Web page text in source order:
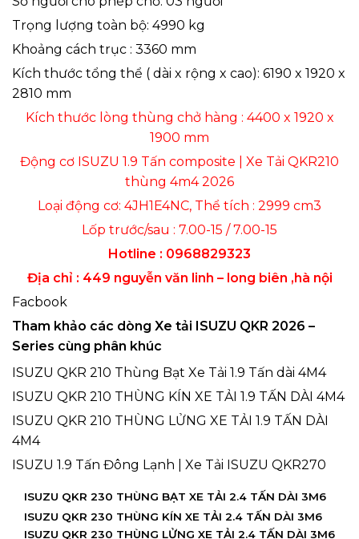
Trọng lượng toàn bộ: 4990 kg
Khoảng cách trục : 3360 mm
Kích thước tổng thể ( dài x rộng x cao): 6190 x 1920 x
2810 mm
Kích thước lòng thùng chở hàng : 4400 x 1920 x
1900 mm
Động cơ ISUZU 1.9 Tấn composite | Xe Tải QKR210
thùng 4m4 2026
Loại động cơ: 4JH1E4NC, Thể tích : 2999 cm3
Lốp trước/sau : 7.00-15 / 7.00-15
Hotline : 0968829323
Địa chỉ : 449 nguyễn văn linh – long biên ,hà nội
Facbook
Tham khảo các dòng Xe tải ISUZU QKR 2026 –
Series cùng phân khúc
ISUZU QKR 210 Thùng Bạt Xe Tải 1.9 Tấn dài 4M4
ISUZU QKR 210 THÙNG KÍN XE TẢI 1.9 TẤN DÀI 4M4
ISUZU QKR 210 THÙNG LỬNG XE TẢI 1.9 TẤN DÀI
4M4
ISUZU 1.9 Tấn Đông Lạnh | Xe Tải ISUZU QKR270
ISUZU QKR 230 THÙNG BẠT XE TẢI 2.4 TẤN DÀI 3M6
ISUZU QKR 230 THÙNG KÍN XE TẢI 2.4 TẤN DÀI 3M6
ISUZU QKR 230 THÙNG LỬNG XE TẢI 2.4 TẤN DÀI 3M6